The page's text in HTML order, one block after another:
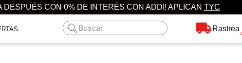
DESPUÉS CON 0% DE INTERÉS CON ADDI! APLICAN TYC
Buscar
Rastrea